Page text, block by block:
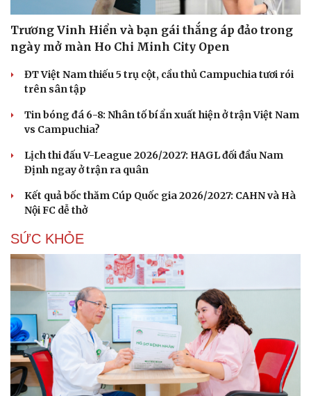
Du lịch
Tư vấn
Săn Tour
check-in
Podcast
Đọc truyện đêm khuya
Cửa sổ tình yêu
Hạt giống tâm hồn
Trương Vinh Hiển và bạn gái thắng áp đảo trong
ngày mở màn Ho Chi Minh City Open
ĐT Việt Nam thiếu 5 trụ cột, cầu thủ Campuchia tươi rói
trên sân tập
Tin bóng đá 6-8: Nhân tố bí ẩn xuất hiện ở trận Việt Nam
vs Campuchia?
Lịch thi đấu V-League 2026/2027: HAGL đối đầu Nam
Định ngay ở trận ra quân
Kết quả bốc thăm Cúp Quốc gia 2026/2027: CAHN và Hà
Nội FC dễ thở
SỨC KHỎE